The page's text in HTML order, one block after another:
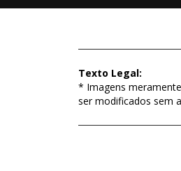
Texto Legal:
* Imagens
ser modificados sem